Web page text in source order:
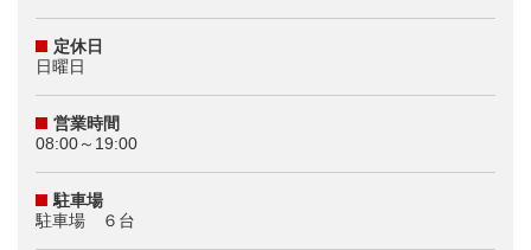
定休日
日曜日
営業時間
08:00～19:00
駐車場
駐車場 ６台